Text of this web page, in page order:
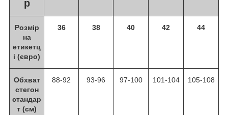
р
Розмір
на
етикетц
і (євро)
36 38 40 42 44
Обхват
стегон
стандар
т (см)
88-92 93-96 97-100 101-104 105-108